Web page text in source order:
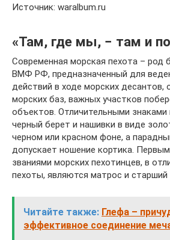
Источник: waralbum.ru
«Там, где мы, − там и
Современная морская пехота – род
ВМФ РФ, предназначенный для
действий в ходе морских десантов,
морских баз, важных участков
объектов. Отличительными
черный берет и нашивки в виде
черном или красном фоне, а
допускает ношение кортика.
званиями морских пехотинцев, в
пехоты, являются матрос и старший
Читайте также: Глефа –
эффективное соединение